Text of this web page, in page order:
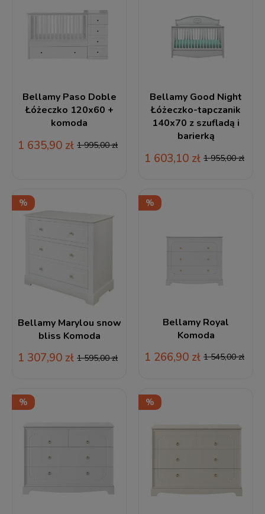
Bellamy Paso Doble
Łóżeczko 120x60 +
komoda
1 635,90 zł 1 995,00 zł
Bellamy Good Night
Łóżeczko-tapczanik
140x70 z szufladą i
barierką
1 603,10 zł 1 955,00 zł
Bellamy Marylou snow
bliss Komoda
1 307,90 zł 1 595,00 zł
Bellamy Royal
Komoda
1 266,90 zł 1 545,00 zł